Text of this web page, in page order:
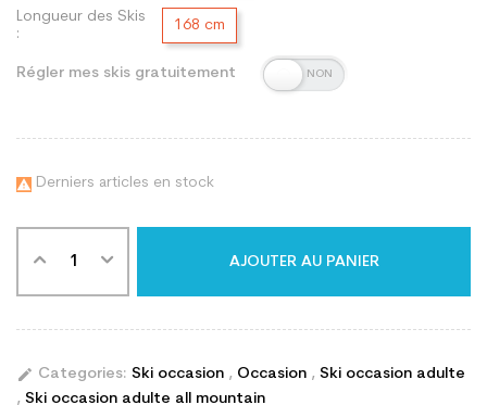
Longueur des Skis
:
168 cm
Régler mes skis gratuitement
 Derniers articles en stock
AJOUTER AU PANIER
edit Categories: Ski occasion , Occasion , Ski occasion adulte
, Ski occasion adulte all mountain